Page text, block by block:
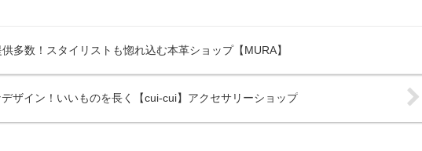
供多数！スタイリストも惚れ込む本革ショップ【MURA】
ザイン！いいものを長く【cui-cui】アクセサリーショップ